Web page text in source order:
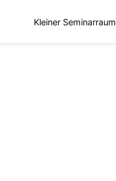
Kleiner Seminarraum